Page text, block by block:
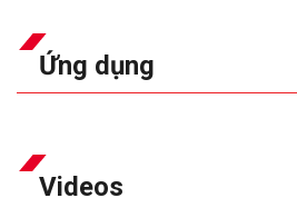
Ứng dụng
Videos